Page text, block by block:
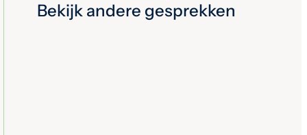
Bekijk andere gesprekken